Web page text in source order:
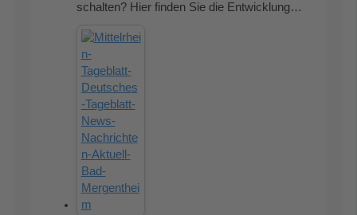
schalten? Hier finden Sie die Entwicklung…